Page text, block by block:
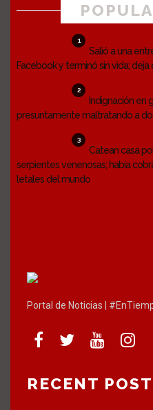
1
Salió a una
Facebook y terminó sin vida; deja
2
Indignación en
presuntamente maltratando a
3
Catean casa
serpientes venenosas; había
letales del mundo
Portal de Noticias |
RECENT